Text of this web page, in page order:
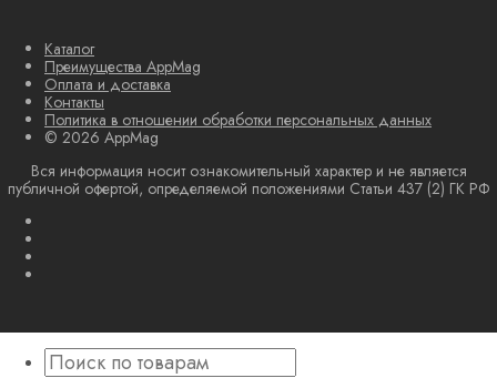
Каталог
Преимущества AppMag
Оплата и доставка
Контакты
Политика в отношении обработки персональных данных
© 2026 AppMag
Вся информация носит ознакомительный характер и не является
публичной офертой, определяемой положениями Статьи 437 (2) ГК РФ